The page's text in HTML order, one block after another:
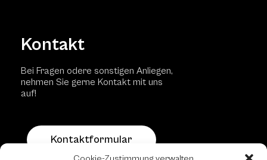
Kontakt
Bei Fragen odere sonstigen Anliegen,
nehmen Sie gerne Kontakt mit uns
auf!
Kontaktformular